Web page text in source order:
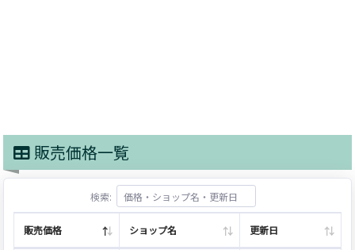
販売価格一覧
検索:
販売価格 ショップ名 更新日